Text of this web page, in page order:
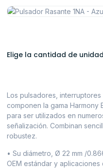
Elige la cantidad de
Los pulsadores,
componen la gama Harmony
para ser utilizados en
señalización. Combinan
robustez.
• Su diámetro, Ø 22 mm /
OEM estándar y